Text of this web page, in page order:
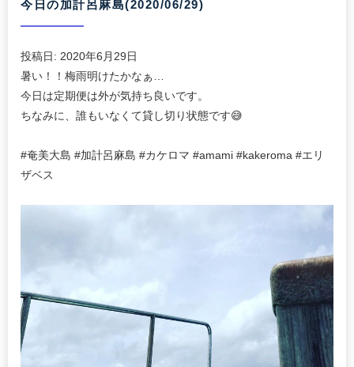
今日の加計呂麻島(2020/06/29)
投稿日: 2020年6月29日
暑い！！梅雨明けたかなぁ…
今日は定期便は外が気持ち良いです。
ちなみに、誰もいなくて貸し切り状態です😅
#奄美大島 #加計呂麻島 #カケロマ #amami #kakeroma #エリ
ザベス